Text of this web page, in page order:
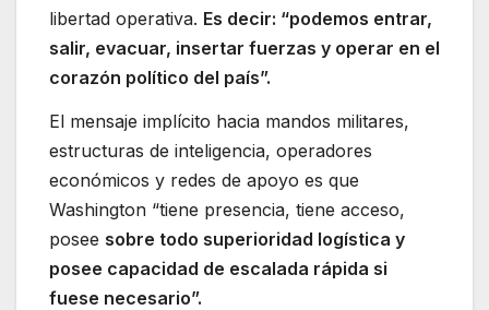
libertad operativa. Es decir: “podemos entrar,
salir, evacuar, insertar fuerzas y operar en el
corazón político del país”.
El mensaje implícito hacia mandos militares,
estructuras de inteligencia, operadores
económicos y redes de apoyo es que
Washington “tiene presencia, tiene acceso,
posee sobre todo superioridad logística y
posee capacidad de escalada rápida si
fuese necesario”.